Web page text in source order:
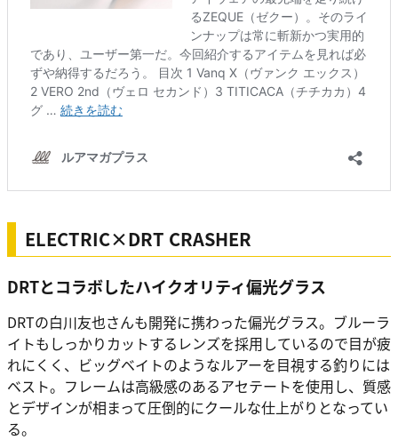
ELECTRIC×DRT CRASHER
DRTとコラボしたハイクオリティ偏光グラス
DRTの白川友也さんも開発に携わった偏光グラス。ブルーラ
イトもしっかりカットするレンズを採用しているので目が疲
れにくく、ビッグベイトのようなルアーを目視する釣りには
ベスト。フレームは高級感のあるアセテートを使用し、質感
とデザインが相まって圧倒的にクールな仕上がりとなってい
る。